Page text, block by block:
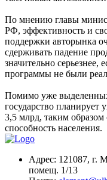
По мнению главы
РФ, эффективность и
поддержки авторынка
сдерживать падение
значительно серьезнее,
программы не были
Помимо уже
государство планирует
3,5 млрд, таким
способность населения.
Адрес: 121087, г.
помещ. 1/13